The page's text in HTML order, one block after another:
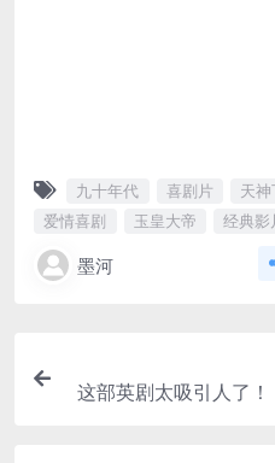
九十年代 喜剧片 天
爱情喜剧
玉皇大帝 经典影
墨河
这部英剧太吸引人了